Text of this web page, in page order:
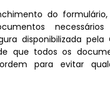
do formulário,
disponibilizada pela
que todos os
para evitar